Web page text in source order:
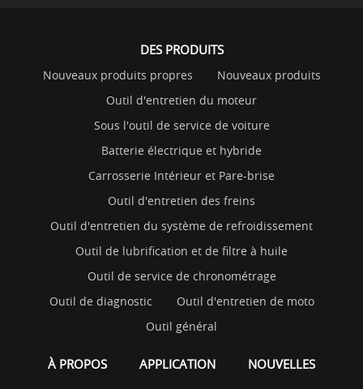
DES PRODUITS
Nouveaux produits propres
Nouveaux produits
Outil d'entretien du moteur
Sous l'outil de service de voiture
Batterie électrique et hybride
Carrosserie Intérieur et Pare-brise
Outil d'entretien des freins
Outil d'entretien du système de refroidissement
Outil de lubrification et de filtre à huile
Outil de service de chronométrage
Outil de diagnostic
Outil d'entretien de moto
Outil général
À PROPOS APPLICATION NOUVELLES